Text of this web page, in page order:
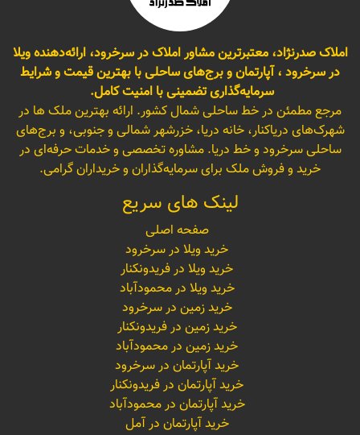
املاک صدرنژاد، معتبرترین مشاور املاک در سرخرود، ارائه‌دهنده ویلا
در سرخرود ، آپارتمان و برج‌های ساحلی با بهترین قیمت و شرایط
سرمایه‌گذاری تضمینی با امنیت کامل.
مرجع مطمئن در خط ساحلی شمال کشور. ارائه بهترین ملک ها در
شهرک‌های دریاکنار، خانه دریا، خزرشهر شمالی و جنوبی، و برج‌های
ساحلی سرخرود و خط دریا. مشاوره تخصصی و خدمات حرفه‌ای در
خرید و فروش ملک برای سرمایه‌گذاران و خریداران گرامی.
لینک های سریع
صفحه اصلی
خرید ویلا در سرخرود
خرید ویلا در فریدونکنار
خرید ویلا در محمودآباد
خرید زمین در سرخرود
خرید زمین در فریدونکنار
خرید زمین در محمودآباد
خرید آپارتمان در سرخرود
خرید آپارتمان در فریدونکنار
خرید آپارتمان در محمودآباد
خرید آپارتمان در آمل